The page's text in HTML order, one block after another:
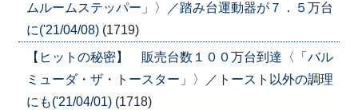
ムルームステッパー」〉／踏み台運動器が７．５万台
に('21/04/08) (1719)
【ヒットの秘密】 販売台数１００万台到達〈「バル
ミューダ・ザ・トースター」〉／トースト以外の調理
にも('21/04/01) (1718)